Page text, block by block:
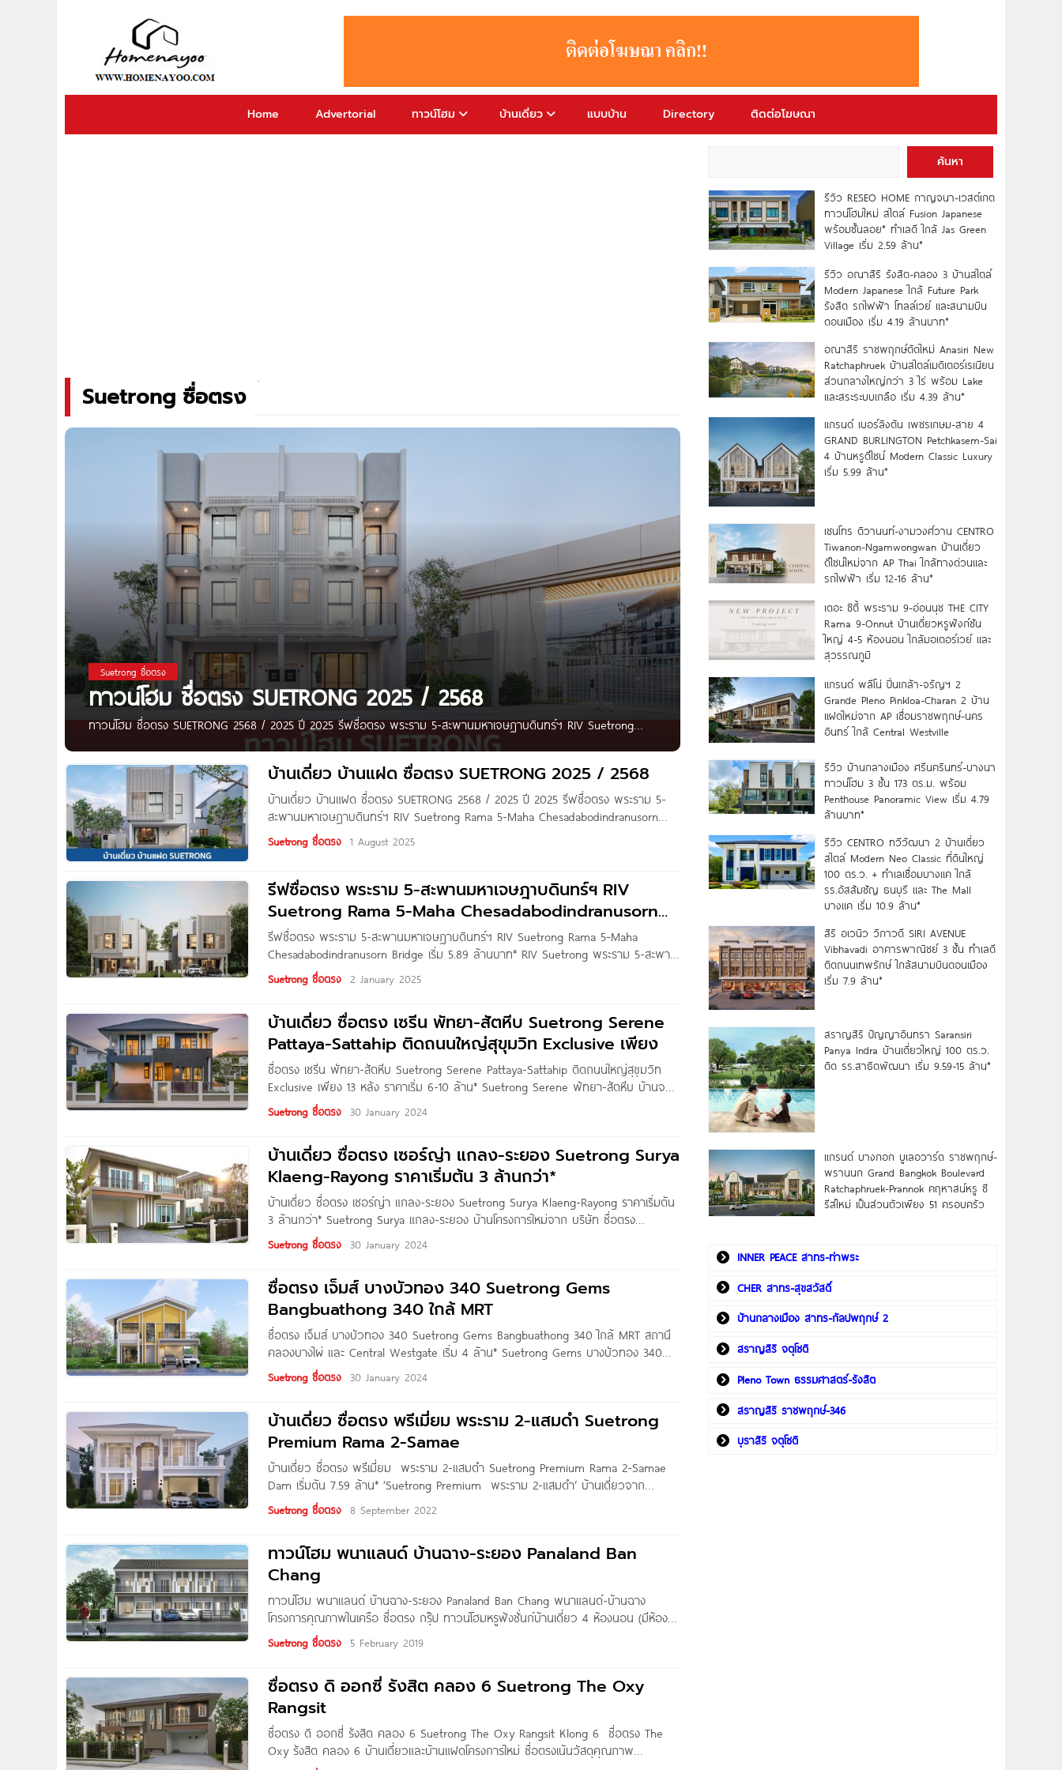
Home Advertorial ทาวน์โฮม บ้านเดี่ยว แบบบ้าน Directory ติดต่อโฆษณา
Suetrong ซื่อตรง
Suetrong ซื่อตรง
ทาวน์โฮม ซื่อตรง SUETRONG 2025 / 2568
ทาวน์โฮม ซื่อตรง SUETRONG 2568 / 2025 ปี 2025 รีฟซื่อตรง พระราม 5-สะพานมหาเจษฎาบดินทร์ฯ RIV Suetrong
Rama 5-Maha Chesadabodindranusorn Bridge เริ่ม 5-8 ล้านบาท*
บ้านเดี่ยว บ้านแฝด ซื่อตรง SUETRONG 2025 / 2568
บ้านเดี่ยว บ้านแฝด ซื่อตรง SUETRONG 2568 / 2025 ปี 2025 รีฟซื่อตรง พระราม 5-
สะพานมหาเจษฎาบดินทร์ฯ RIV Suetrong Rama 5-Maha Chesadabodindranusorn
Bridge เริ่ม 5-8 ล้านบาท* ปี 2024 ซื่อตรง เซรีน พัทยา-สัตหีบ Suetrong Serene
Pattaya-Sattahip
Suetrong ซื่อตรง 1 August 2025
รีฟซื่อตรง พระราม 5-สะพานมหาเจษฎาบดินทร์ฯ RIV
Suetrong Rama 5-Maha Chesadabodindranusorn
Bridge เริ่ม
รีฟซื่อตรง พระราม 5-สะพานมหาเจษฎาบดินทร์ฯ RIV Suetrong Rama 5-Maha
Chesadabodindranusorn Bridge เริ่ม 5.89 ล้านบาท* RIV Suetrong พระราม 5-สะพาน
มหาเจษฎาบดินทร์ฯ โครงการใหม่ จาก บริษัท ซื่อตรง กรุ๊ป จำกัด ที่ตั้งโครงการอยู่บนทำเล
ศักยภาพ ติดถนนบางศรีเมือง เชื่อมต่อ ถ.ราชพฤกษ์-นนทบุรี 1, ถ.พระราม 5-นครอินทร์,
Suetrong ซื่อตรง 2 January 2025
บ้านเดี่ยว ซื่อตรง เซรีน พัทยา-สัตหีบ Suetrong Serene
Pattaya-Sattahip ติดถนนใหญ่สุขุมวิท Exclusive เพียง
ซื่อตรง เซรีน พัทยา-สัตหีบ Suetrong Serene Pattaya-Sattahip ติดถนนใหญ่สุขุมวิท
Exclusive เพียง 13 หลัง ราคาเริ่ม 6-10 ล้าน* Suetrong Serene พัทยา-สัตหีบ บ้านจาก
บริษัท ซื่อตรงกรุ๊ป จำกัด โครงการตั้งอยู่ติด ถ.สุขุมวิท ต.บางเสร่ อ.สัตหีบ จ.ชลบุรี บน
ทำเลศักยภาพติดถนนสุขุมวิท เดินทางสะดวก ใกล้ชายหาดหลายแห่ง หรือจะเดินทางเข้าไป
Suetrong ซื่อตรง 30 January 2024
บ้านเดี่ยว ซื่อตรง เซอร์ญ่า แกลง-ระยอง Suetrong Surya
Klaeng-Rayong ราคาเริ่มต้น 3 ล้านกว่า*
บ้านเดี่ยว ซื่อตรง เซอร์ญ่า แกลง-ระยอง Suetrong Surya Klaeng-Rayong ราคาเริ่มต้น
3 ล้านกว่า* Suetrong Surya แกลง-ระยอง บ้านโครงการใหม่จาก บริษัท ซื่อตรง
กรุ๊ป จำกัด โครงการตั้งอยู่ ซ.เทศบาลทุ่งควายกิน 4 ถ.สุขุมวิท ต.ทุ่งควายกิน อ.แกลง
จ.ระยอง บนทำเลหน้าสำนักงานที่ดินแกลง ใกล้แยกสามย่าน และห่างจากถนนสุขุมวิท
Suetrong ซื่อตรง 30 January 2024
ซื่อตรง เจ็มส์ บางบัวทอง 340 Suetrong Gems
Bangbuathong 340 ใกล้ MRT
ซื่อตรง เจ็มส์ บางบัวทอง 340 Suetrong Gems Bangbuathong 340 ใกล้ MRT สถานี
คลองบางไผ่ และ Central Westgate เริ่ม 4 ล้าน* Suetrong Gems บางบัวทอง 340
บ้านโครงการใหม่จาก บริษัท ซื่อตรง พร็อพเพอร์ตี้ จำกัด โครงการตั้งอยู่ ต.ละหาร
อ.บางบัวทอง จ.นนทบุรี
Suetrong ซื่อตรง 30 January 2024
บ้านเดี่ยว ซื่อตรง พรีเมี่ยม พระราม 2-แสมดำ Suetrong
Premium Rama 2-Samae
บ้านเดี่ยว ซื่อตรง พรีเมี่ยม พระราม 2-แสมดำ Suetrong Premium Rama 2-Samae
Dam เริ่มต้น 7.59 ล้าน* ‘Suetrong Premium พระราม 2-แสมดำ’ บ้านเดี่ยวจาก
บริษัท ซื่อตรงกรุ๊ป จำกัด โครงการตั้งอยู่ซอยแสมดำ แขวงแสมดำ เขตบางขุนเทียน กทม.
เดินทางสะดวกสบาย อยู่ใกล้ทางด่วน รายล้อมด้วยแหล่ง Shopping สถานศึกษา และ
Suetrong ซื่อตรง 8 September 2022
ทาวน์โฮม พนาแลนด์ บ้านฉาง-ระยอง Panaland Ban
Chang
ทาวน์โฮม พนาแลนด์ บ้านฉาง-ระยอง Panaland Ban Chang พนาแลนด์-บ้านฉาง
โครงการคุณภาพในเครือ ซื่อตรง กรุ๊ป ทาวน์โฮมหรูฟังชั่นก์บ้านเดี่ยว 4 ห้องนอน (มีห้อง
นอนสำหรับผู้สูงอายุชั้นล่าง) 3 ห้องน้ำ 2 ที่จอดรถ พร้อมทั้งใส่ใจรายละเอียด คัดสรรวัสดุ
คุณภาพ ในราคาที่คุณสัมผัสได้ ครบครันทุกความต้องการ บนทำเลศักยภาพจังหวังระยอง
Suetrong ซื่อตรง 5 February 2019
ซื่อตรง ดิ ออกซี่ รังสิต คลอง 6 Suetrong The Oxy
Rangsit
ซื่อตรง ดิ ออกซี่ รังสิต คลอง 6 Suetrong The Oxy Rangsit Klong 6 ซื่อตรง The
Oxy รังสิต คลอง 6 บ้านเดี่ยวและบ้านแฝดโครงการใหม่ ซื่อตรงเน้นวัสดุคุณภาพ
ค้นหา
รีวิว RESEO HOME กาญจนา-เวสต์เกต
ทาวน์โฮมใหม่ สไตล์ Fusion Japanese
พร้อมชั้นลอย* ทำเลดี ใกล้ Jas Green
Village เริ่ม 2.59 ล้าน*
รีวิว อณาสิริ รังสิต-คลอง 3 บ้านสไตล์
Modern Japanese ใกล้ Future Park
รังสิต รถไฟฟ้า โทลล์เวย์ และสนามบิน
ดอนเมือง เริ่ม 4.19 ล้านบาท*
อณาสิริ ราชพฤกษ์ตัดใหม่ Anasiri New
Ratchaphruek บ้านสไตล์เมดิเตอร์เรเนียน
ส่วนกลางใหญ่กว่า 3 ไร่ พร้อม Lake
และสระระบบเกลือ เริ่ม 4.39 ล้าน*
แกรนด์ เบอร์ลิงตัน เพชรเกษม-สาย 4
GRAND BURLINGTON Petchkasem-Sai
4 บ้านหรูดีไซน์ Modern Classic Luxury
เริ่ม 5.99 ล้าน*
เซนโทร ติวานนท์-งามวงศ์วาน CENTRO
Tiwanon-Ngamwongwan บ้านเดี่ยว
ดีไซน์ใหม่จาก AP Thai ใกล้ทางด่วนและ
รถไฟฟ้า เริ่ม 12-16 ล้าน*
เดอะ ซิตี้ พระราม 9-อ่อนนุช THE CITY
Rama 9-Onnut บ้านเดี่ยวหรูฟังก์ชัน
ใหญ่ 4-5 ห้องนอน ใกล้มอเตอร์เวย์ และ
สุวรรณภูมิ
แกรนด์ พลีโน่ ปิ่นเกล้า-จรัญฯ 2
Grande Pleno Pinkloa-Charan 2 บ้าน
แฝดใหม่จาก AP เชื่อมราชพฤกษ์-นคร
อินทร์ ใกล้ Central Westville
รีวิว บ้านกลางเมือง ศรีนครินทร์-บางนา
ทาวน์โฮม 3 ชั้น 173 ตร.ม. พร้อม
Penthouse Panoramic View เริ่ม 4.79
ล้านบาท*
รีวิว CENTRO ทวีวัฒนา 2 บ้านเดี่ยว
สไตล์ Modern Neo Classic ที่ดินใหญ่
100 ตร.ว. + ทำเลเชื่อมบางแค ใกล้
รร.อัสสัมชัญ ธนบุรี และ The Mall
บางแค เริ่ม 10.9 ล้าน*
สิริ อเวนิว วิภาวดี SIRI AVENUE
Vibhavadi อาคารพาณิชย์ 3 ชั้น ทำเลดี
ติดถนนเทพรักษ์ ใกล้สนามบินดอนเมือง
เริ่ม 7.9 ล้าน*
สราญสิริ ปัญญาอินทรา Saransiri
Panya Indra บ้านเดี่ยวใหญ่ 100 ตร.ว.
ดิด รร.สาธิตพัฒนา เริ่ม 9.59-15 ล้าน*
แกรนด์ บางกอก บูเลอวาร์ด ราชพฤกษ์-
พรานนก Grand Bangkok Boulevard
Ratchaphruek-Prannok คฤหาสน์หรู ซี
รีส์ใหม่ เป็นส่วนตัวเพียง 51 ครอบครัว
INNER PEACE สาทร-ท่าพระ
CHER สาทร-สุขสวัสดิ์
บ้านกลางเมือง สาทร-กัลปพฤกษ์ 2
สราญสิริ จตุโชติ
Pleno Town ธรรมศาสตร์-รังสิต
สราญสิริ ราชพฤกษ์-346
บุราสิริ จตุโชติ